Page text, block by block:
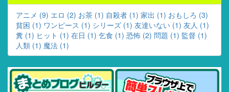
アニメ (9) エロ (2) お茶 (1) 自殺者 (1) 家出 (1) おもしろ (3)
貧困 (1) ワンピース (1) シリーズ (1) 友達いない (1) 友人 (1)
糞 (1) ヒット (1) 在日 (1) 乞食 (1) 恐怖 (2) 問題 (1) 監督 (1)
人類 (1) 魔法 (1)